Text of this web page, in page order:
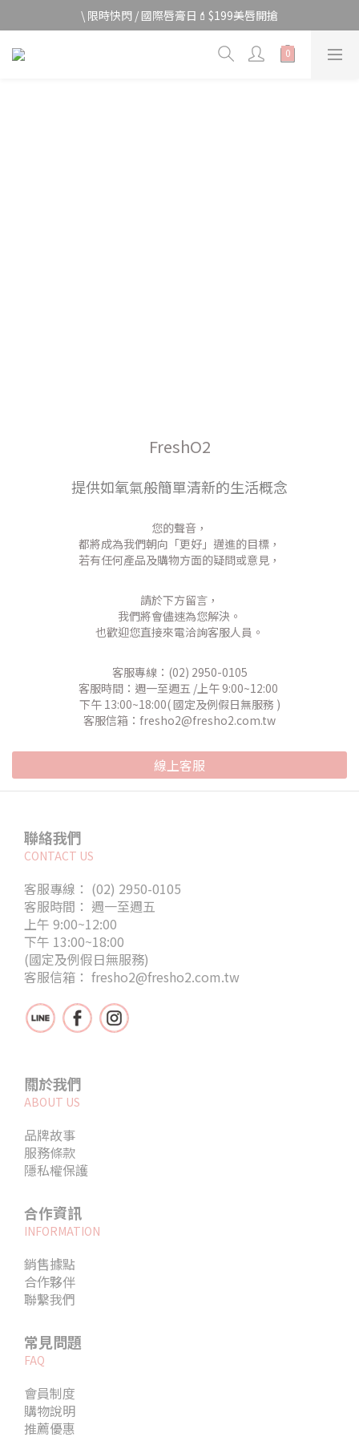
宅家防颱🌀全館$499免運費
\ 限時快閃 / 國際唇膏日💄$199美唇開搶
宅家防颱🌀全館$499免運費
FreshO2
提供如氧氣般簡單清新的生活概念
您的聲音，
都將成為我們朝向「更好」邁進的目標，
若有任何產品及購物方面的疑問或意見，
請於下方留言，
我們將會儘速為您解決。
也歡迎您直接來電洽詢客服人員。
客服專線：(02) 2950-0105
客服時間：週一至週五 /上午 9:00~12:00
下午 13:00~18:00( 國定及例假日無服務 )
客服信箱：fresho2@fresho2.com.tw
線上客服
聯絡我們
CONTACT US
客服專線： (02) 2950-0105
客服時間： 週一至週五
上午 9:00~12:00
下午 13:00~18:00
(國定及例假日無服務)
客服信箱： fresho2@fresho2.com.tw
關於我們
ABOUT US
品牌故事
服務條款
隱私權保護
合作資訊
INFORMATION
銷售據點
合作夥伴
聯繫我們
常見問題
FAQ
會員制度
購物說明
推薦優惠